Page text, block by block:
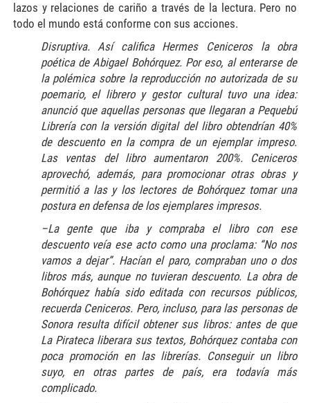
lazos y relaciones de cariño a través de la lectura. Pero no
todo el mundo está conforme con sus acciones.
Disruptiva. Así califica Hermes Ceniceros la obra
poética de Abigael Bohórquez. Por eso, al enterarse de
la polémica sobre la reproducción no autorizada de su
poemario, el librero y gestor cultural tuvo una idea:
anunció que aquellas personas que llegaran a Pequebú
Librería con la versión digital del libro obtendrían 40%
de descuento en la compra de un ejemplar impreso.
Las ventas del libro aumentaron 200%. Ceniceros
aprovechó, además, para promocionar otras obras y
permitió a las y los lectores de Bohórquez tomar una
postura en defensa de los ejemplares impresos.
–La gente que iba y compraba el libro con ese
descuento veía ese acto como una proclama: “No nos
vamos a dejar”. Hacían el paro, compraban uno o dos
libros más, aunque no tuvieran descuento. La obra de
Bohórquez había sido editada con recursos públicos,
recuerda Ceniceros. Pero, incluso, para las personas de
Sonora resulta difícil obtener sus libros: antes de que
La Pirateca liberara sus textos, Bohórquez contaba con
poca promoción en las librerías. Conseguir un libro
suyo, en otras partes de país, era todavía más
complicado.